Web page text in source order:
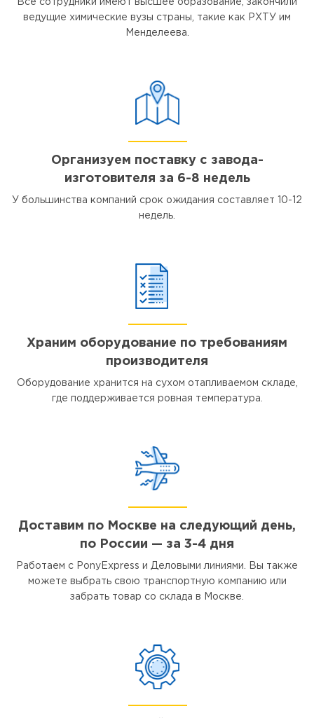
Все сотрудники имеют высшее образование, закончили
ведущие химические вузы страны, такие как РХТУ им
Менделеева.
Организуем поставку с завода-
изготовителя за 6-8 недель
У большинства компаний срок ожидания составляет 10-12
недель.
Храним оборудование по требованиям
производителя
Оборудование хранится на сухом отапливаемом складе,
где поддерживается ровная температура.
Доставим по Москве на следующий день,
по России — за 3-4 дня
Работаем с PonyExpress и Деловыми линиями. Вы также
можете выбрать свою транспортную компанию или
забрать товар со склада в Москве.